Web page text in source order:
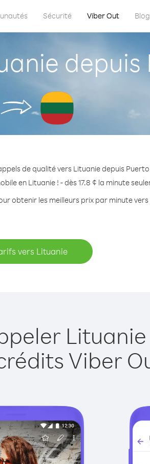
Sécurité Viber Out Blog
depuis
de qualité vers Lituanie depuis
en Lituanie ! - dès 17.8 ¢ la minute
obtenir les meilleurs prix par minute
vers Lituanie
Viber